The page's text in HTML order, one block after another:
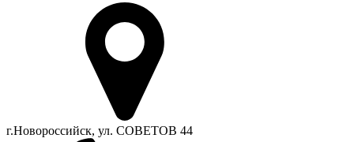
г.Новороссийск, ул. СОВЕТОВ 44